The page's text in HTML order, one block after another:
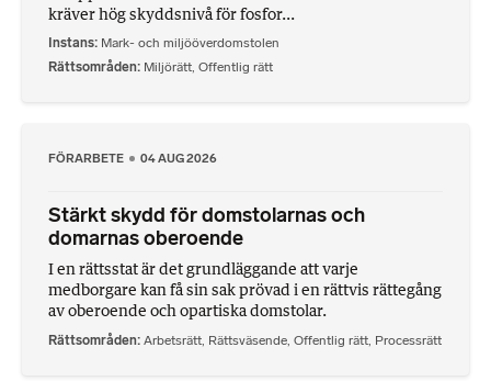
kräver hög skyddsnivå för fosfor...
Instans Mark- och miljööverdomstolen
Rättsområden Miljörätt, Offentlig rätt
FÖRARBETE 04 AUG 2026
Stärkt skydd för domstolarnas och
domarnas oberoende
I en rättsstat är det grundläggande att varje
medborgare kan få sin sak prövad i en rättvis rättegång
av oberoende och opartiska domstolar.
Rättsområden Arbetsrätt, Rättsväsende, Offentlig rätt, Processrätt